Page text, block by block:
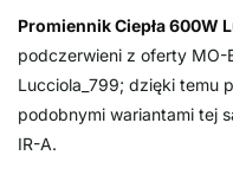
Promiennik Ciepła 600W
podczerwieni z oferty MO-
Lucciola_799; dzięki temu
podobnymi wariantami tej
IR-A.